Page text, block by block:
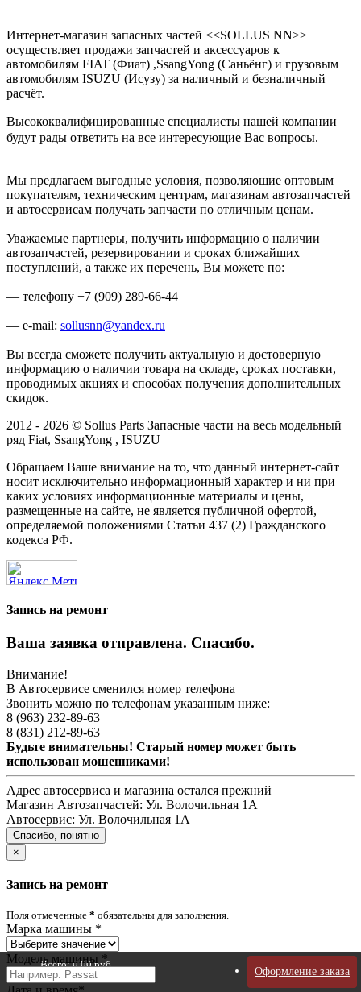
Всего: 0,00 руб.
Оформление заказа
Интернет-магазин запасных частей <<SOLLUS NN>>
осуществляет продажи запчастей и аксессуаров к
автомобилям FIAT (Фиат) ,SsangYong (Саньёнг) и грузовым
автомобилям ISUZU (Исузу) за наличный и безналичный
расчёт.
Высококвалифицированные специалисты нашей компании
будут рады ответить на все интересующие Вас вопросы.
Мы предлагаем выгодные условия, позволяющие оптовым
покупателям, техническим центрам, магазинам автозапчастей
и автосервисам получать запчасти по отличным ценам.
Уважаемые партнеры, получить информацию о наличии
автозапчастей, резервировании и сроках ближайших
поступлений, а также их перечень, Вы можете по:
— телефону +7 (909) 289-66-44
— e-mail: sollusnn@yandex.ru
Вы всегда сможете получить актуальную и достоверную
информацию о наличии товара на складе, сроках поставки,
проводимых акциях и способах получения дополнительных
скидок.
2012 - 2026 © Sollus Parts Запасные части на весь модельный
ряд Fiat, SsangYong , ISUZU
Обращаем Ваше внимание на то, что данный интернет-сайт
носит исключительно информационный характер и ни при
каких условиях информационные материалы и цены,
размещенные на сайте, не является публичной офертой,
определяемой положениями Статьи 437 (2) Гражданского
кодекса РФ.
Запись на ремонт
Ваша заявка отправлена. Спасибо.
Внимание!
В Автосервисе сменился номер телефона
Звонить можно по телефонам указанным ниже:
8 (963) 232-89-63
8 (831) 212-89-63
Будьте внимательны! Старый номер может быть
использован мошенниками!
Адрес автосервиса и магазина остался прежний
Магазин Автозапчастей: Ул. Волочильная 1А
Автосервис: Ул. Волочильная 1А
Спасибо, понятно
×
Запись на ремонт
Поля отмеченные * обязательны для заполнения.
Марка машины *
Модель машины *